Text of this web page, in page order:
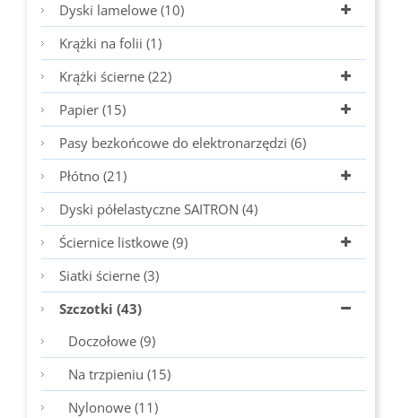
Dyski lamelowe (10)
Krążki na folii (1)
Krążki ścierne (22)
Papier (15)
Pasy bezkońcowe do elektronarzędzi (6)
Płótno (21)
Dyski półelastyczne SAITRON (4)
Ściernice listkowe (9)
Siatki ścierne (3)
Szczotki (43)
Doczołowe (9)
Na trzpieniu (15)
Nylonowe (11)